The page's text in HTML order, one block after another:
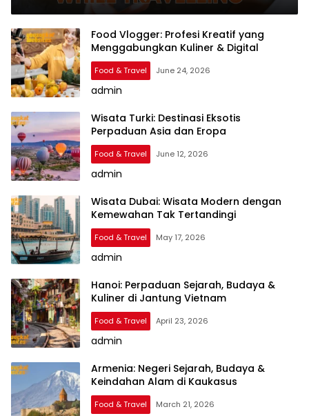
Food Vlogger: Profesi Kreatif yang
Menggabungkan Kuliner & Digital
Food & Travel June 24, 2026
admin
Wisata Turki: Destinasi Eksotis
Perpaduan Asia dan Eropa
Food & Travel June 12, 2026
admin
Wisata Dubai: Wisata Modern dengan
Kemewahan Tak Tertandingi
Food & Travel May 17, 2026
admin
Hanoi: Perpaduan Sejarah, Budaya &
Kuliner di Jantung Vietnam
Food & Travel April 23, 2026
admin
Armenia: Negeri Sejarah, Budaya &
Keindahan Alam di Kaukasus
Food & Travel March 21, 2026